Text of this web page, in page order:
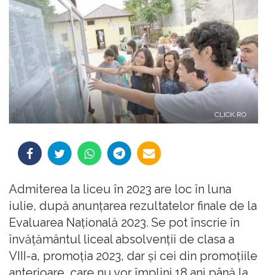
CLICK.RO
Admiterea la liceu în 2023 are loc în luna
iulie, după anunțarea rezultatelor finale de la
Evaluarea Națională 2023. Se pot înscrie în
învățământul liceal absolvenții de clasa a
VIII-a, promoția 2023, dar și cei din promoțiile